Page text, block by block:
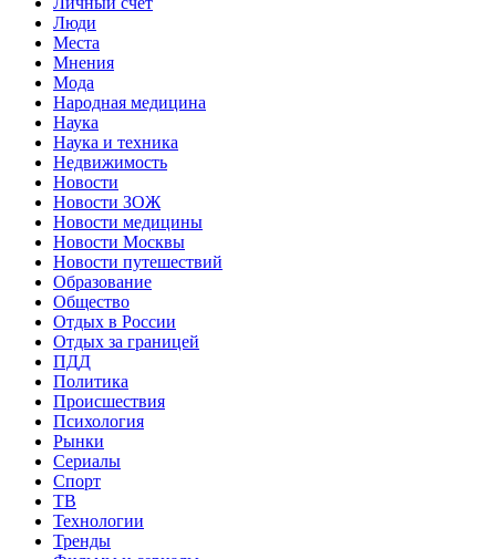
Люди
Места
Мнения
Мода
Народная медицина
Наука
Наука и техника
Недвижимость
Новости
Новости ЗОЖ
Новости медицины
Новости Москвы
Новости путешествий
Образование
Общество
Отдых в России
Отдых за границей
ПДД
Политика
Происшествия
Психология
Рынки
Сериалы
Спорт
ТВ
Технологии
Тренды